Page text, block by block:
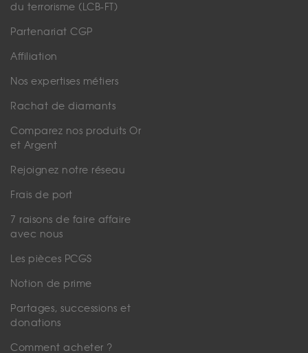
du terrorisme (LCB-FT)
Partenariat CGP
Affiliation
Nos expertises métiers
Rachat de diamants
Comparez nos produits Or
et Argent
Rejoignez notre réseau
Frais de port
7 raisons de faire affaire
avec nous
Les pièces PCGS
Notion de prime
Partages, successions et
donations
Comment acheter ?